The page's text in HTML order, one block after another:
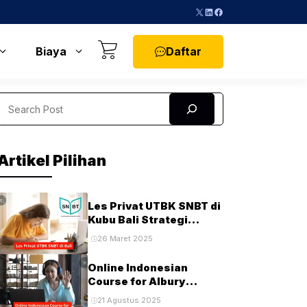
X LinkedIn
Facebook
Biaya Daftar
Pilihan
Les Privat UTBK SNBT di
Kubu Bali Strategi
Terbaik untuk Sukses di
26 Maret 2025
Online Indonesian
Course for Albury
Students and
21 Agustus 2025